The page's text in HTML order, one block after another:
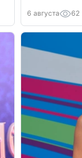
6 августа 62